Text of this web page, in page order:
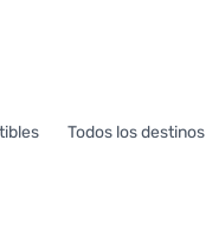
Todos los destinos